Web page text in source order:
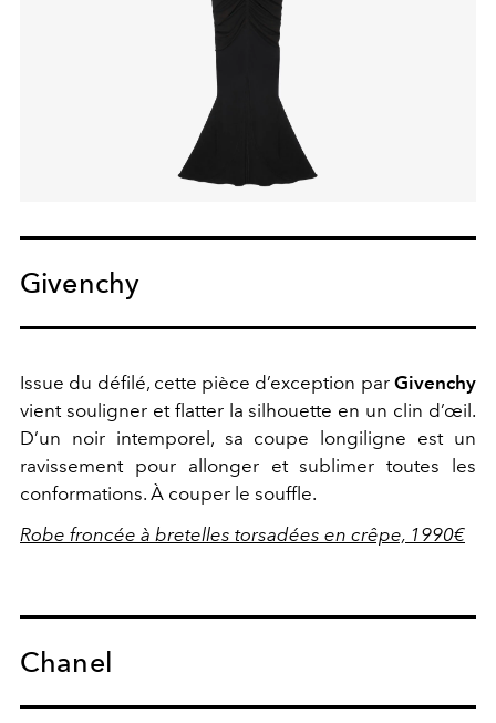
Givenchy
Issue du défilé, cette pièce d’exception par Givenchy
vient souligner et flatter la silhouette en un clin d’œil.
D’un noir intemporel, sa coupe longiligne est un
ravissement pour allonger et sublimer toutes les
conformations. À couper le souffle.
Robe froncée à bretelles torsadées en crêpe, 1990€
Chanel